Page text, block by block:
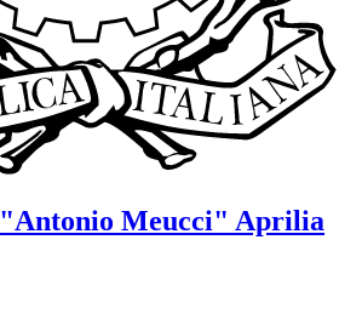
"Antonio Meucci" Aprilia